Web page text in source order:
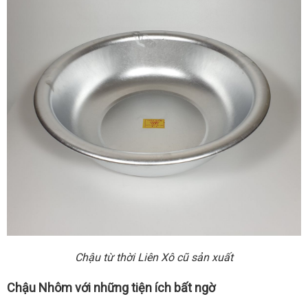
Chậu từ thời Liên Xô cũ sản xuất
Chậu Nhôm với những tiện ích bất ngờ